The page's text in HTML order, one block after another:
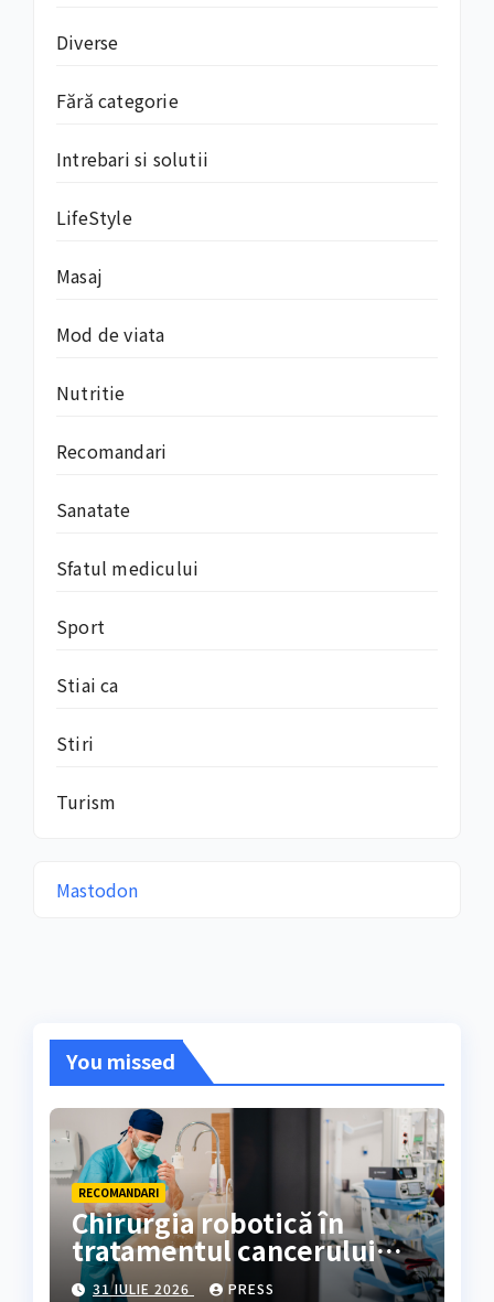
Diverse
Fără categorie
Intrebari si solutii
LifeStyle
Masaj
Mod de viata
Nutritie
Recomandari
Sanatate
Sfatul medicului
Sport
Stiai ca
Stiri
Turism
Mastodon
You missed
RECOMANDARI
Chirurgia robotică în
tratamentul cancerului
colorectal
31 IULIE 2026 PRESS